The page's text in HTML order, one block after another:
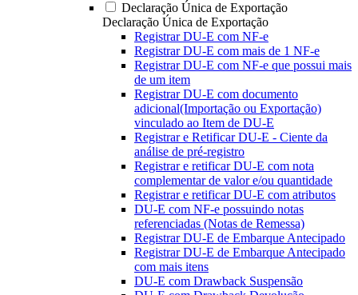
Declaração Única de Exportação
Declaração Única de Exportação
Registrar DU-E com NF-e
Registrar DU-E com mais de 1 NF-e
Registrar DU-E com NF-e que possui mais
de um item
Registrar DU-E com documento
adicional(Importação ou Exportação)
vinculado ao Item de DU-E
Registrar e Retificar DU-E - Ciente da
análise de pré-registro
Registrar e retificar DU-E com nota
complementar de valor e/ou quantidade
Registrar e retificar DU-E com atributos
DU-E com NF-e possuindo notas
referenciadas (Notas de Remessa)
Registrar DU-E de Embarque Antecipado
Registrar DU-E de Embarque Antecipado
com mais itens
DU-E com Drawback Suspensão